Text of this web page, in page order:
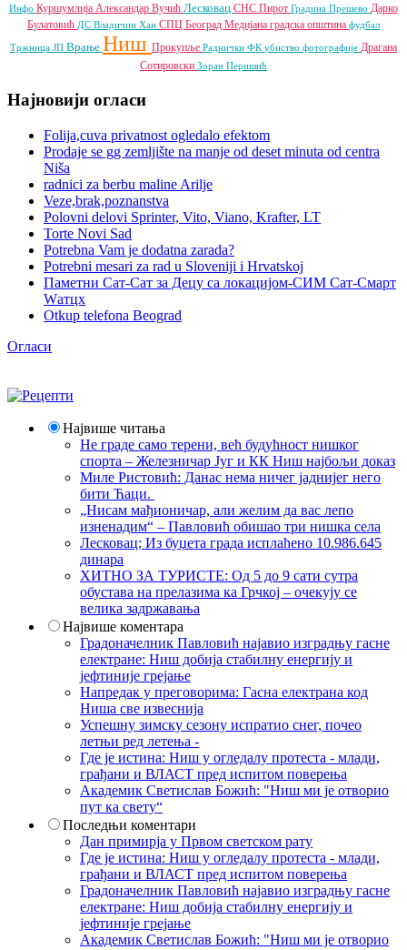
Инфо Куршумлија Александар Вучић Лесковац СНС Пирот Градина Прешево Дарко
Булатовић ДС Владичин Хан СПЦ Београд Медијана градска општина фудбал
Тржница ЈП Врање Ниш Прокупље Раднички ФК убиство фотографије Драгана
Сотировски Зоран Перишић
Најновији огласи
Folija,cuva privatnost ogledalo efektom
Prodaje se gg zemljište na manje od deset minuta od centra
Niša
radnici za berbu maline Arilje
Veze,brak,poznanstva
Polovni delovi Sprinter, Vito, Viano, Krafter, LT
Torte Novi Sad
Potrebna Vam je dodatna zarada?
Potrebni mesari za rad u Sloveniji i Hrvatskoj
Паметни Сат-Сат за Децу са локацијом-СИМ Сат-Смарт
Wатцх
Otkup telefona Beograd
Огласи
Највише читања
Не граде само терени, већ будућност нишког
спорта – Железничар Југ и КК Ниш најбољи доказ
Миле Ристовић: Данас нема ничег јаднијег него
бити Ћаци.
„Нисам мађионичар, али желим да вас лепо
изненадим“ – Павловић обишао три нишка села
Лесковац; Из буџета града исплаћено 10.986.645
динара
ХИТНО ЗА ТУРИСТЕ: Од 5 до 9 сати сутра
обустава на прелазима ка Грчкој – очекују се
велика задржавања
Највише коментара
Градоначелник Павловић најавио изградњу гасне
електране: Ниш добија стабилну енергију и
јефтиније грејање
Напредак у преговорима: Гасна електрана код
Ниша све извеснија
Успешну зимску сезону испратио снег, почео
летњи ред летења -
Где је истина: Ниш у огледалу протеста - млади,
грађани и ВЛАСТ пред испитом поверења
Академик Светислав Божић: "Ниш ми је отворио
пут ка свету“
Последњи коментари
Дан примирја у Првом светском рату
Где је истина: Ниш у огледалу протеста - млади,
грађани и ВЛАСТ пред испитом поверења
Градоначелник Павловић најавио изградњу гасне
електране: Ниш добија стабилну енергију и
јефтиније грејање
Академик Светислав Божић: "Ниш ми је отворио